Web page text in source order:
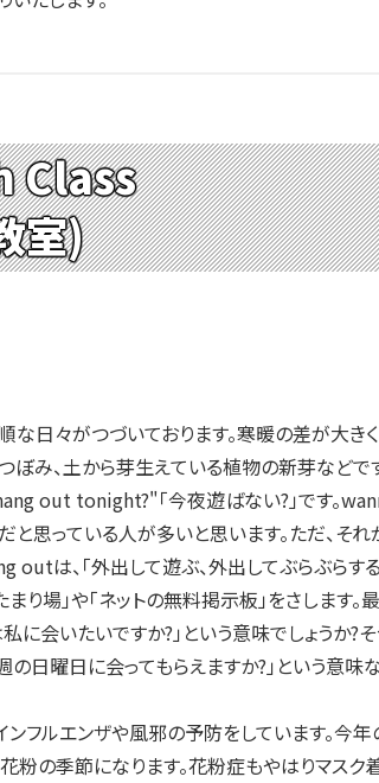
Class
室)
日々がつづいております。寒暖の差が大き
み、土から芽生えている植物の新芽などです
out tonight?"「今夜遊ばない?」です。
と思っている人が多いと思います。ただ、
は、「外出して遊ぶ、外出してぶらぶら
まり場」や「ネットの無料掲示板」をさし
に会いたいですか?」という意味でしょうか?
の日曜日に会ってもらえますか?」という意
フルエンザや風邪の予防をしています。今
花粉の季節になります。花粉症もやはりマ